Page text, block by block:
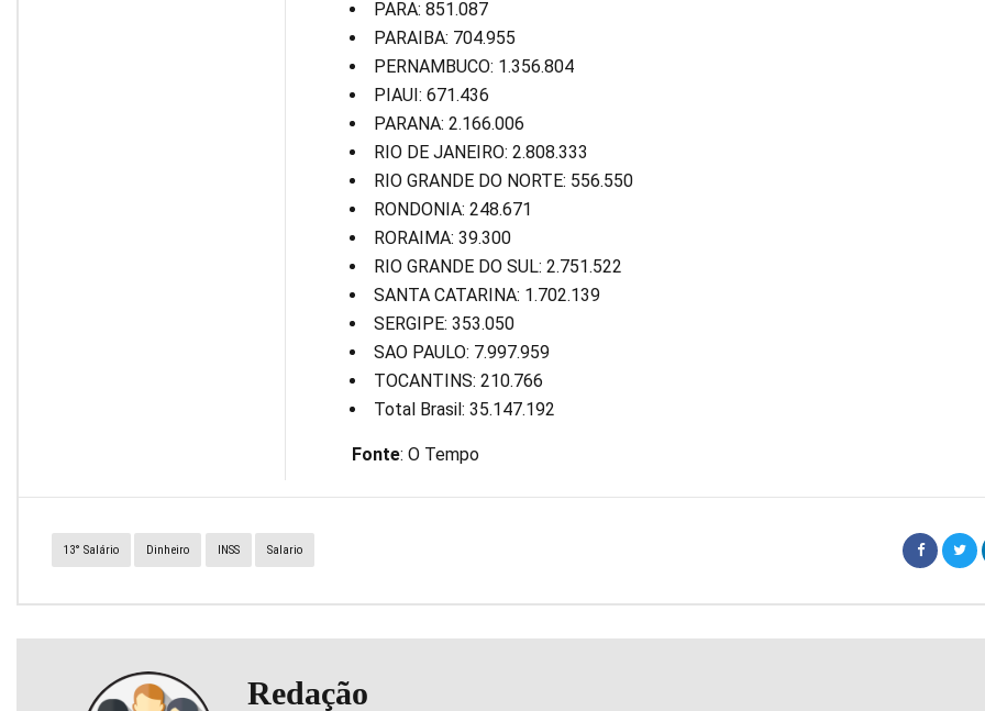
PARA: 851.087
PARAIBA: 704.955
PERNAMBUCO: 1.356.804
PIAUI: 671.436
PARANA: 2.166.006
RIO DE JANEIRO: 2.808.333
RIO GRANDE DO NORTE: 556.550
RONDONIA: 248.671
RORAIMA: 39.300
RIO GRANDE DO SUL: 2.751.522
SANTA CATARINA: 1.702.139
SERGIPE: 353.050
SAO PAULO: 7.997.959
TOCANTINS: 210.766
Total Brasil: 35.147.192
Fonte: O Tempo
13° Salário Dinheiro INSS Salario
Redação